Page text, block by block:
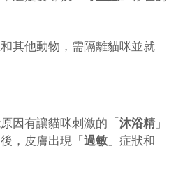
其他動物，需隔離貓咪並就
因有讓貓咪刺激的「 沐浴精 」
後，皮膚出現「 過敏 」症狀和